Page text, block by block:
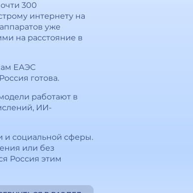
300
интернету на
уже
на расстояние в
ЕАЭС
готова.
работают в
ИИ-
и социальной сферы.
или без
Россия этим